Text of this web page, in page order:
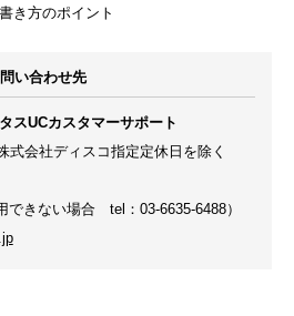
き方のポイント
い合わせ先
スUCカスタマーサポート
会社ディスコ指定定休日を除く
できない場合 tel：03-6635-6488）